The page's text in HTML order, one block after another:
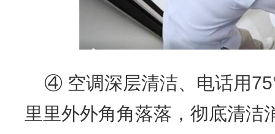
④ 空调深层清洁、电话用
里里外外角角落落，彻底清洁